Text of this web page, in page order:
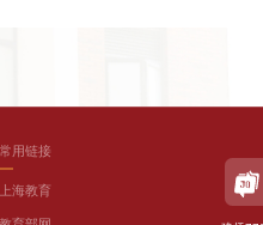
常用链接
上海教育